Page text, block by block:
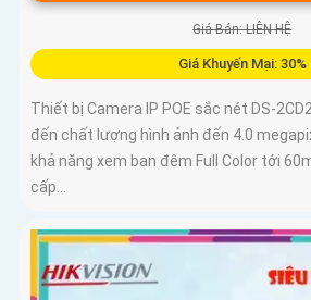
Giá Bán: LIÊN HỆ
Giá Khuyến Mại: 30%
Thiết bị Camera IP POE sắc nét DS-
đến chất lượng hình ảnh đến 4.0
khả năng xem ban đêm Full Color tới
cấp...